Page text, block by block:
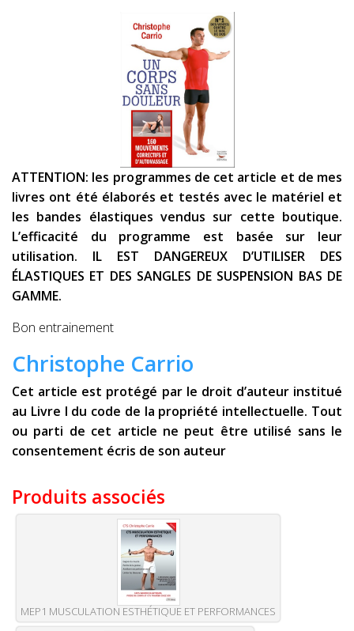
ATTENTION: les programmes de cet article et de mes
livres ont été élaborés et testés avec le matériel et
les bandes élastiques vendus sur cette boutique.
L’efficacité du programme est basée sur leur
utilisation. IL EST DANGEREUX D’UTILISER DES
ÉLASTIQUES ET DES SANGLES DE SUSPENSION BAS DE
GAMME.
Bon entrainement
Christophe Carrio
Cet article est protégé par le droit d’auteur institué
au Livre I du code de la propriété intellectuelle. Tout
ou parti de cet article ne peut être utilisé sans le
consentement écris de son auteur
Produits associés
MEP1 MUSCULATION ESTHÉTIQUE ET PERFORMANCES